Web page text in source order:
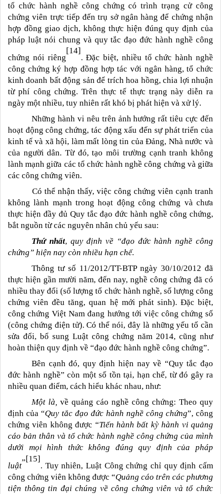
tổ chức hành nghề công chứng có trình trạng cử công
chứng viên trực tiếp đến trụ sở ngân hàng để chứng nhận
hợp đồng giao dịch, không thực hiện đúng quy định của
pháp luật nói chung và quy tắc đạo đức hành nghề công
chứng nói riêng
[14]
. Đặc biệt, nhiều tổ chức hành nghề
công chứng ký hợp đồng hợp tác với ngân hàng, tổ chức
kinh doanh bất động sản để trích hoa hồng, chia lợi nhuận
từ phí công chứng. Trên thực tế thực trạng này diễn ra
ngày một nhiều, tuy nhiên rất khó bị phát hiện và xử lý.
Những hành vi nêu trên ảnh hướng rất tiêu cực đến
hoạt động công chứng, tác động xấu đến sự phát triển của
kinh tế và xã hội, làm mất lòng tin của Đảng, Nhà nước và
của người dân. Từ đó, tạo môi trường cạnh tranh không
lành mạnh giữa các tổ chức hành nghề công chứng và giữa
các công chứng viên.
Có thể nhận thấy, việc công chứng viên cạnh tranh
không lành mạnh trong hoạt động công chứng và chưa
thực hiện đầy đủ Quy tắc đạo đức hành nghề công chứng,
bắt nguồn từ các nguyên nhân chủ yếu sau:
Thứ nhất, quy định về “đạo đức hành nghề công
chứng” hiện nay còn nhiều hạn chế.
Thông tư số 11/2012/TT-BTP ngày 30/10/2012 đã
thực hiện gần mười năm, đến nay, nghề công chứng đã có
nhiều thay đổi (số lượng tổ chức hành nghề, số lượng công
chứng viên đều tăng, quan hệ mới phát sinh). Đặc biệt,
công chứng Việt Nam đang hướng tới việc công chứng số
(công chứng điện tử). Có thể nói, đây là những yếu tố cần
sửa đổi, bổ sung Luật công chứng năm 2014, cũng như
hoàn thiện quy định về “đạo đức hành nghề công chứng”.
Bên cạnh đó, quy định hiện nay về “Quy tắc đạo
đức hành nghề” còn một số tồn tại, hạn chế, từ đó gây ra
nhiều quan điểm, cách hiểu khác nhau, như:
Một là, về quảng cáo nghề công chứng: Theo quy
định của “Quy tắc đạo đức hành nghề công chứng”, công
chứng viên không được “Tiến hành bất kỳ hành vi quảng
cáo bản thân và tổ chức hành nghề công chứng của mình
dưới mọi hình thức không đúng quy định của pháp
luật”[15]
. Tuy nhiên, Luật Công chứng chỉ quy định cấm
công chứng viên không được “Quảng cáo trên các phương
tiện thông tin đại chúng về công chứng viên và tổ chức